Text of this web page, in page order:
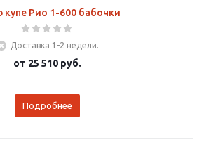
Рио 1-600 бабочки
Доставка 1-2 недели.
от 25 510 руб.
Подробнее